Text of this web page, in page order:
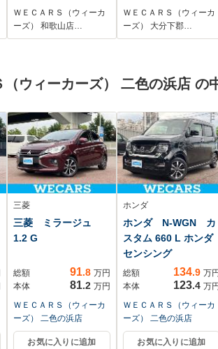
装置/両側電動スライ
ドドア/車線逸脱防止
支援システム/ヘッド
続/ETC
ＷＥＣＡＲＳ（ウィーカ
ーズ） 和歌山店…
側電動スライドドア/
シートヒーター 前席/
全方位モニター/車線
ー
ＷＥＣＡＲＳ（ウィーカ
ーズ） 大分下郡…
（ウィーカーズ） 二色の浜店 の
三菱
三菱 ミラージュ
1.2 G
総額 91.8 万円
本体
81.2 万円
ＷＥＣＡＲＳ（ウィーカ
ーズ） 二色の浜店
お気に入りに追加
ホンダ
ホンダ N-WGN カ
スタム 660 L ホンダ
センシング
総額 134.9 万円
本体
123.4 万円
ＷＥＣＡＲＳ（ウィーカ
ーズ） 二色の浜店
お気に入りに追加